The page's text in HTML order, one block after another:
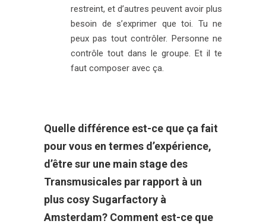
restreint, et d’autres peuvent avoir plus
besoin de s’exprimer que toi. Tu ne
peux pas tout contrôler. Personne ne
contrôle tout dans le groupe. Et il te
faut composer avec ça.
Quelle différence est-ce que ça fait
pour vous en termes d’expérience,
d’être sur une main stage des
Transmusicales par rapport à un
plus cosy Sugarfactory à
Amsterdam? Comment est-ce que